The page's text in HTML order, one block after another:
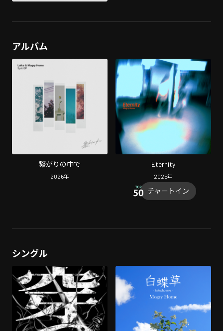
アルバム
繋がりの中で
2026年
Eternity
2025年
チャートイン
シングル